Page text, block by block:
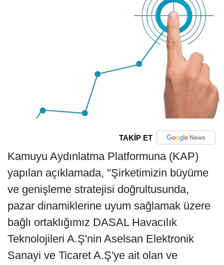
TAKİP ET
Kamuyu Aydınlatma Platformuna (KAP)
yapılan açıklamada, ''Şirketimizin büyüme
ve genişleme stratejisi doğrultusunda,
pazar dinamiklerine uyum sağlamak üzere
bağlı ortaklığımız DASAL Havacılık
Teknolojileri A.Ş'nin Aselsan Elektronik
Sanayi ve Ticaret A.Ş'ye ait olan ve